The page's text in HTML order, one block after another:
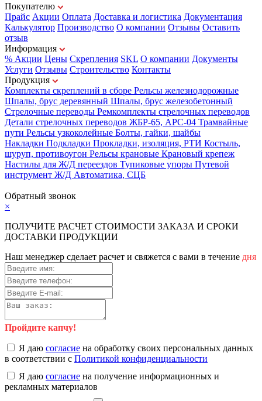
Покупателю
Прайс Акции Оплата Доставка и логистика Документация
Калькулятор Производство О компании Отзывы Оставить
отзыв
Информация
% Акции Цены Скрепления SKL О компании Документы
Услуги Отзывы Строительство Контакты
Продукция
Комплекты скреплений в сборе Рельсы железнодорожные
Шпалы, брус деревянный Шпалы, брус железобетонный
Стрелочные переводы Ремкомплекты стрелочных переводов
Детали стрелочных переводов ЖБР-65, АРС-04 Трамвайные
пути Рельсы узкоколейные Болты, гайки, шайбы
Накладки Подкладки Прокладки, изоляция, РТИ Костыль,
шуруп, противоугон Рельсы крановые Крановый крепеж
Настилы для Ж/Д переездов Тупиковые упоры Путевой
инструмент Ж/Д Автоматика, СЦБ
Обратный звонок
×
ПОЛУЧИТЕ РАСЧЕТ СТОИМОСТИ ЗАКАЗА И СРОКИ
ДОСТАВКИ ПРОДУКЦИИ
Наш менеджер сделает расчет и свяжется с вами в течение дня
Пройдите капчу!
Я даю согласие на обработку своих персональных данных
в соответствии с Политикой конфиденциальности
Я даю согласие на получение информационных и
рекламных материалов